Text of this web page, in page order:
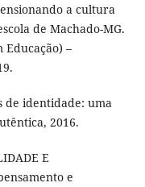
a cultura
de Machado-MG.
Educação) –
de identidade: uma
2016.
E
e